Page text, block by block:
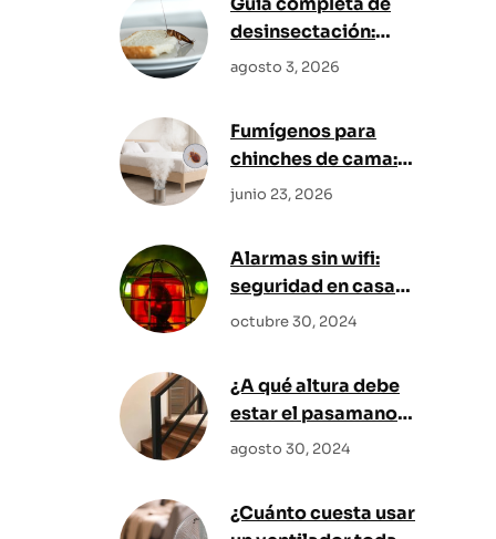
desinsectación:
Cómo eliminar las
bloquear sus vías de
acceso
agosto 3, 2026
Fumígenos para
chinches de cama:
su papel en la
correctamente
junio 23, 2026
Alarmas sin wifi:
seguridad en casa
sin depender de
octubre 30, 2024
¿A qué altura debe
estar el pasamanos
de una escalera?
agosto 30, 2024
¿Cuánto cuesta usar